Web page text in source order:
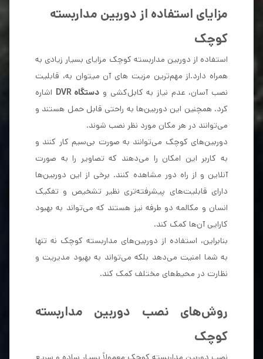
مزایای استفاده از دوربین مداربسته
کوچک
استفاده از دوربین مداربسته کوچک مزایای بسیار زیادی به
همراه دارد.از مهم‌ترین مزیت های آن میتوان به، قابلیت
نصب آسان، عدم نیاز به کابل‌کشی و دستگاه DVR
اشاره
کرد. همچنین این دوربین‌ها به راحتی قابل حمل هستند و
می‌توانند در هر مکان مورد نظر نصب شوند.
دوربین‌های کوچک می‌توانند به صورت بی‌سیم کار کنند و
به کاربر این امکان را می‌دهند که تصاویر را به صورت
آنلاین و از راه دور مشاهده کنند. برخی از این دوربین‌ها
دارای قابلیت‌های پیشرفته‌تری نظیر تشخیص و تفکیک
انسان و مکالمه دو طرفه نیز هستند که می‌تواند به بهبود
کارایی آن‌ها کمک کند.
بنابراین، استفاده از دوربین‌های مداربسته کوچک نه تنها
به شما امنیت می‌دهد بلکه می‌تواند به بهبود مدیریت و
نظارت در محیط‌های مختلف کمک کند.
روش‌های نصب دوربین مداربسته
کوچک